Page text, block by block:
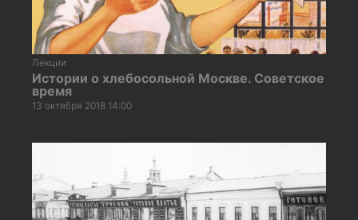
Лекции
Истории о хлебосольной Москве. Советское
время
13 октября 2018 14:00